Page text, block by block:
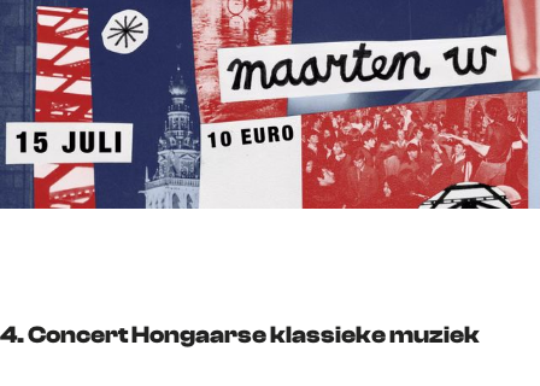
4. Concert Hongaarse klassieke muziek